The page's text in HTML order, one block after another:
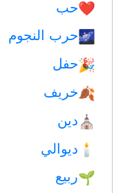
❤️️حب
🌌حرب النجوم
🎉حفل
🍂خريف
⛪️ دين
🕯 ديوالي
🌱ربيع